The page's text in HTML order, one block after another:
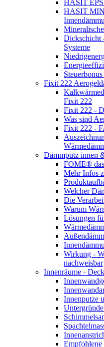
HASIT
HASIT
Dickschicht
Systeme
Fixit 222
Fixit 222
Fixit 222 -
Was sind
Fixit 222 -
Dämmputz innen
FOME®
Mehr Infos
Welcher
Die
Warum
Lösungen
Wirkung -
nachweisbar
Innenräume -
Innenputze
Empfohlene